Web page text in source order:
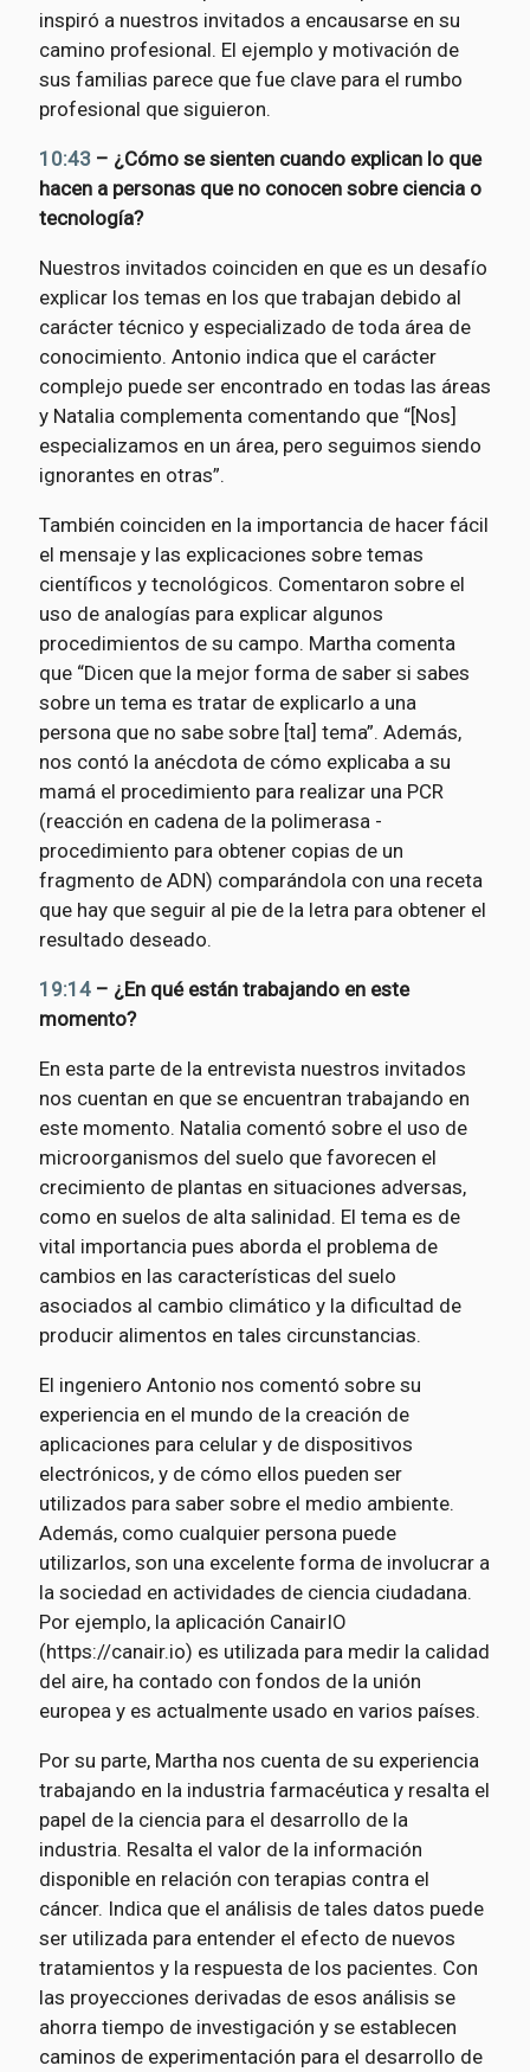
inspiró a nuestros invitados a encausarse en su
camino profesional. El ejemplo y motivación de
sus familias parece que fue clave para el rumbo
profesional que siguieron.
10:43– ¿Cómo se sienten cuando explican lo que
hacen a personas que no conocen sobre ciencia o
tecnología?
Nuestros invitados coinciden en que es un desafío
explicar los temas en los que trabajan debido al
carácter técnico y especializado de toda área de
conocimiento. Antonio indica que el carácter
complejo puede ser encontrado en todas las áreas
y Natalia complementa comentando que “[Nos]
especializamos en un área, pero seguimos siendo
ignorantes en otras”.
También coinciden en la importancia de hacer fácil
el mensaje y las explicaciones sobre temas
científicos y tecnológicos. Comentaron sobre el
uso de analogías para explicar algunos
procedimientos de su campo. Martha comenta
que “Dicen que la mejor forma de saber si sabes
sobre un tema es tratar de explicarlo a una
persona que no sabe sobre [tal] tema”. Además,
nos contó la anécdota de cómo explicaba a su
mamá el procedimiento para realizar una PCR
(reacción en cadena de la polimerasa -
procedimiento para obtener copias de un
fragmento de ADN) comparándola con una receta
que hay que seguir al pie de la letra para obtener el
resultado deseado.
19:14– ¿En qué están trabajando en este
momento?
En esta parte de la entrevista nuestros invitados
nos cuentan en que se encuentran trabajando en
este momento. Natalia comentó sobre el uso de
microorganismos del suelo que favorecen el
crecimiento de plantas en situaciones adversas,
como en suelos de alta salinidad. El tema es de
vital importancia pues aborda el problema de
cambios en las características del suelo
asociados al cambio climático y la dificultad de
producir alimentos en tales circunstancias.
El ingeniero Antonio nos comentó sobre su
experiencia en el mundo de la creación de
aplicaciones para celular y de dispositivos
electrónicos, y de cómo ellos pueden ser
utilizados para saber sobre el medio ambiente.
Además, como cualquier persona puede
utilizarlos, son una excelente forma de involucrar a
la sociedad en actividades de ciencia ciudadana.
Por ejemplo, la aplicación CanairIO
(https://canair.io) es utilizada para medir la calidad
del aire, ha contado con fondos de la unión
europea y es actualmente usado en varios países.
Por su parte, Martha nos cuenta de su experiencia
trabajando en la industria farmacéutica y resalta el
papel de la ciencia para el desarrollo de la
industria. Resalta el valor de la información
disponible en relación con terapias contra el
cáncer. Indica que el análisis de tales datos puede
ser utilizada para entender el efecto de nuevos
tratamientos y la respuesta de los pacientes. Con
las proyecciones derivadas de esos análisis se
ahorra tiempo de investigación y se establecen
caminos de experimentación para el desarrollo de